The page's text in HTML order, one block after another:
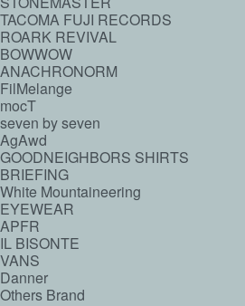
TACOMA FUJI RECORDS
ROARK REVIVAL
BOWWOW
ANACHRONORM
FilMelange
mocT
seven by seven
AgAwd
GOODNEIGHBORS SHIRTS
BRIEFING
White Mountaineering
EYEWEAR
APFR
IL BISONTE
VANS
Danner
Others Brand